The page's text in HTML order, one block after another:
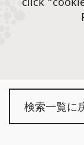
検索一覧に